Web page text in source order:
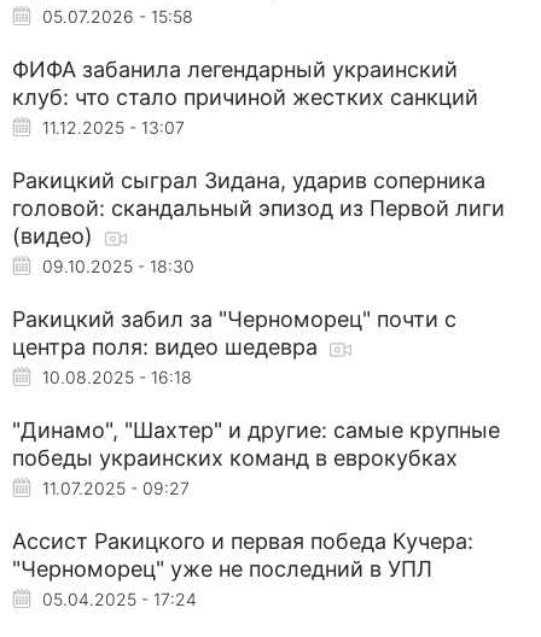
05.07.2026 - 15:58
ФИФА забанила легендарный украинский
клуб: что стало причиной жестких санкций
11.12.2025 - 13:07
Ракицкий сыграл Зидана, ударив соперника
головой: скандальный эпизод из Первой лиги
(видео)
09.10.2025 - 18:30
Ракицкий забил за "Черноморец" почти с
центра поля: видео шедевра
10.08.2025 - 16:18
"Динамо", "Шахтер" и другие: самые крупные
победы украинских команд в еврокубках
11.07.2025 - 09:27
Ассист Ракицкого и первая победа Кучера:
"Черноморец" уже не последний в УПЛ
05.04.2025 - 17:24